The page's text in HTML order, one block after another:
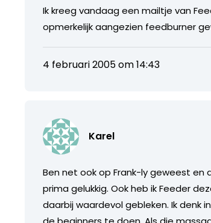
Ik kreeg vandaag een mailtje van
opmerkelijk aangezien feedburner
4 februari 2005 om 14:43
Karel
Ben net ook op Frank-ly geweest en
prima gelukkig. Ook heb ik Feeder
daarbij waardevol gebleken. Ik denk